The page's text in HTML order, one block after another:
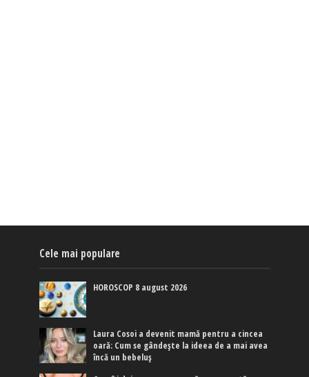
Cele mai populare
HOROSCOP 8 august 2026
Laura Cosoi a devenit mamă pentru a cincea
oară: Cum se gândește la ideea de a mai avea
încă un bebeluș